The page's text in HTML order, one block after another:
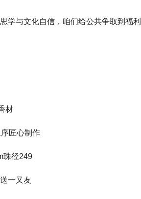
学与文化自信，咱们给公共争取到福利
材
匠心制作
珠径249
一又友